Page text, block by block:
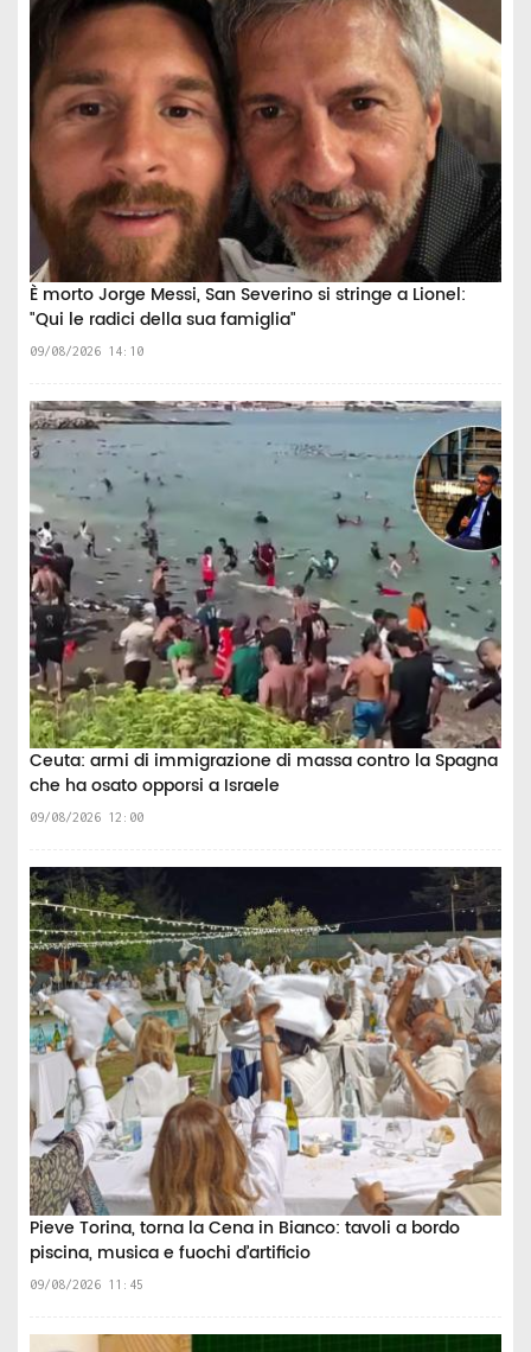
È morto Jorge Messi, San Severino si stringe a Lionel:
"Qui le radici della sua famiglia"
09/08/2026 14:10
Ceuta: armi di immigrazione di massa contro la Spagna
che ha osato opporsi a Israele
09/08/2026 12:00
Pieve Torina, torna la Cena in Bianco: tavoli a bordo
piscina, musica e fuochi d’artificio
09/08/2026 11:45